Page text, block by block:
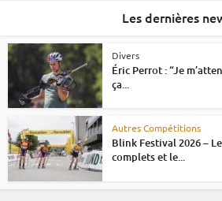
Les dernières
Divers
Éric Perrot : “Je
ça...
Autres Compétitions
Blink Festival 2026 –
complets et le...